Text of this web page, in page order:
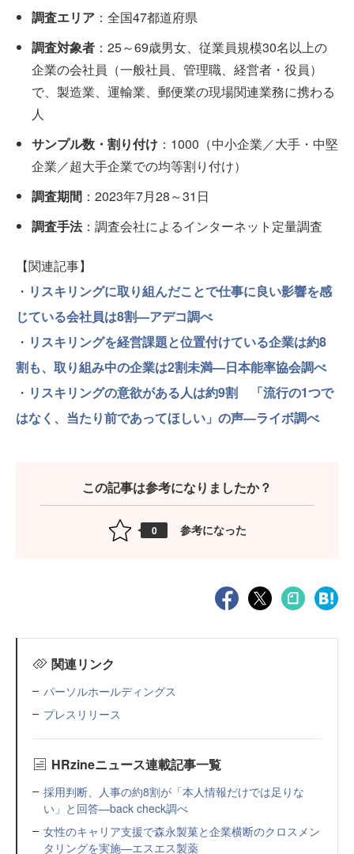
調査エリア ：全国47都道府県
調査対象者 ：25～69歳男女、従業員規模30名以上の
企業の会社員（一般社員、管理職、経営者・役員）
で、製造業、運輸業、郵便業の現場関連業務に携わる
人
サンプル数・割り付け ：1000（中小企業／大手・中堅
企業／超大手企業での均等割り付け）
調査期間 ：2023年7月28～31日
調査手法：調査会社によるインターネット定量調査
【関連記事】
・ リスキリングに取り組んだことで仕事に良い影響を感
じている会社員は8割—アデコ調べ
・ リスキリングを経営課題と位置付けている企業は約8
割も、取り組み中の企業は2割未満—日本能率協会調べ
・ リスキリングの意欲がある人は約9割 「流行の1つで
はなく、当たり前であってほしい」の声—ライボ調べ
この記事は参考になりましたか？
0 参考になった
関連リンク
パーソルホールディングス
プレスリリース
HRzineニュース連載記事一覧
採用判断、人事の約8割が「本人情報だけでは足りな
い」と回答—back check調べ
女性のキャリア支援で森永製菓と企業横断のクロスメン
タリングを実施—エスエス製薬